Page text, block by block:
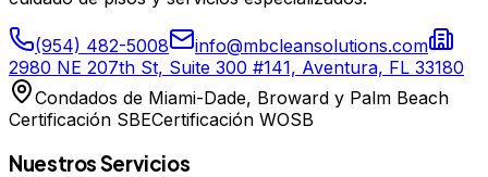
(954) 482-5008
info@mbcleansolutions.com
2980 NE 207th St, Suite 300 #141, Aventura, FL 33180
Condados de Miami-Dade, Broward y Palm Beach
Certificación SBECertificación WOSB
Nuestros Servicios